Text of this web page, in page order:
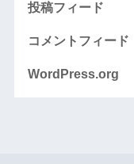
投稿フィード
コメントフィード
WordPress.org